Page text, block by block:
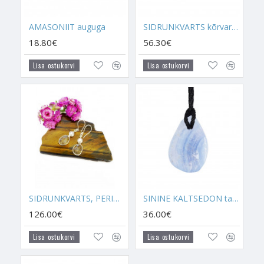
otsustusvõimetu ja sa ei julge enda elus uusi samme teha, siis
kanna Sidrunkvartsi. Ideaalselt sobib Sidrunkvartsi kõrvale
samal eesmärgil ja paremat tuge andma ka
- Kui sa otsid kristalli, mis aitaks sul enda suhtes kindlaid piire
luua ja mis aitaks sul ka nendest kinni pidada, siis Sidrunkvarts
on sinu jaoks. Kui sa oled selline inimene, kes ei suuda
iseendale seatud lubadustest kinni pidada, siis Sidrunkvarts
aitab sul seda muuta.
- Sidrunkvarts suurendab reageerimise võimet, aidates sul
muutuda kiiremaks ja energilisemaks. Sidrunkvarts annab
- Sidrunkvarts on üks külluse energiaga kristallidest, mida
võiksid kanda materiaalsete soovide ja unistuste täitumiseks.
Teised analoogse energiaga kristall on Kinavar jaPüriit.
- See on kristall, mida kandes tuleb soovida materiaalseid
AMASONIIT auguga
18.80€
Lisa ostukorvi
SIDRUNKVARTS kõrvarõngad (hõbe 925)
56.30€
Lisa ostukorvi
SIDRUNKVARTS, PERIDOOT JA PÄRL kõrvarõngad (hõbe 925)
126.00€
Lisa ostukorvi
SININE KALTSEDON talisman paelaga
36.00€
Lisa ostukorvi